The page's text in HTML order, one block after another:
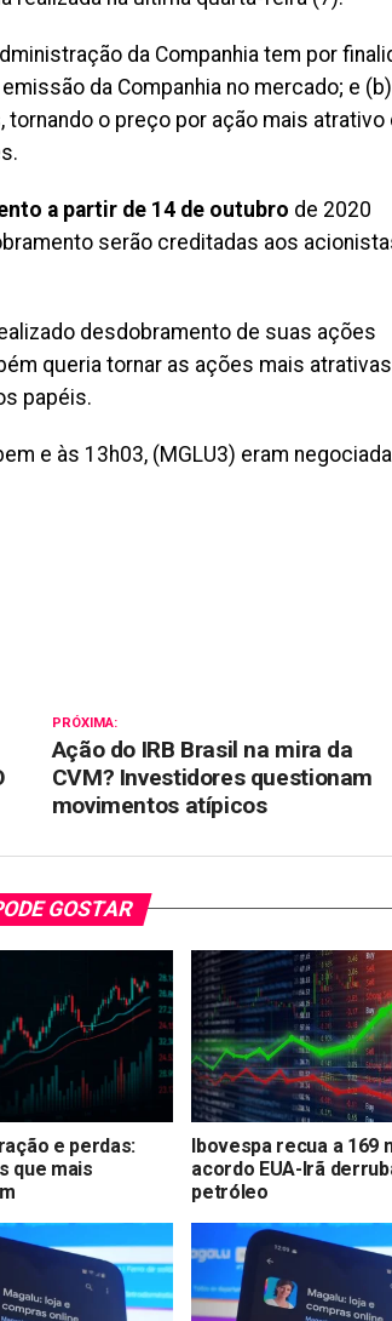
da Companhia tem por
da Companhia no mercado; e (b)
o preço por ação mais atrativo
a partir de 14 de outubro de 2020
serão creditadas aos
desdobramento de suas ações
queria tornar as ações mais
papéis.
e às 13h03, (MGLU3) eram
PRÓXIMA:
Ação do IRB Brasil na mira da
CVM? Investidores questionam
movimentos atípicos
GOSTAR
e perdas:
que mais
Ibovespa recua a 169
acordo EUA-Irã
petróleo